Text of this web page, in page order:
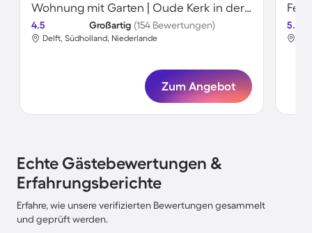
Wohnung mit Garten | Oude Kerk in der Nähe
4.5 Großartig (154 Bewertungen)
Delft, Südholland, Niederlande
Zum Angebot
5.0
Echte Gästebewertungen &
Erfahrungsberichte
Erfahre, wie unsere verifizierten Bewertungen gesammelt
und geprüft werden.